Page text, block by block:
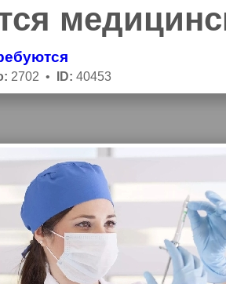
2702 • ID: 40453